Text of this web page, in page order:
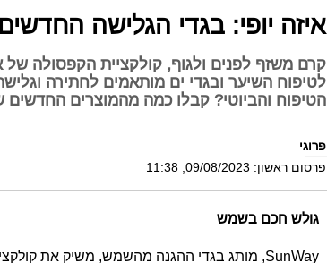
איזה יופי: בגדי הגלישה
קרם משזף לפנים ולגוף, קולקציית הקפסולה
לטיפוח השיער ובגדי ים מותאמים לחתירה
הטיפוח והביוטי? קבלו כמה מהמוצרים החדשים
פרוגי
פרסום ראשון: 09/08/2023, 11:38
גולש חכם בשמש